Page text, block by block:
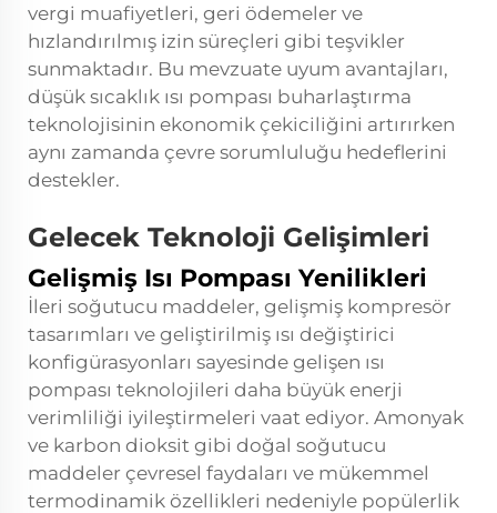
vergi muafiyetleri, geri ödemeler ve
hızlandırılmış izin süreçleri gibi teşvikler
sunmaktadır. Bu mevzuate uyum avantajları,
düşük sıcaklık ısı pompası buharlaştırma
teknolojisinin ekonomik çekiciliğini artırırken
aynı zamanda çevre sorumluluğu hedeflerini
destekler.
Gelecek Teknoloji Gelişimleri
Gelişmiş Isı Pompası Yenilikleri
İleri soğutucu maddeler, gelişmiş kompresör
tasarımları ve geliştirilmiş ısı değiştirici
konfigürasyonları sayesinde gelişen ısı
pompası teknolojileri daha büyük enerji
verimliliği iyileştirmeleri vaat ediyor. Amonyak
ve karbon dioksit gibi doğal soğutucu
maddeler çevresel faydaları ve mükemmel
termodinamik özellikleri nedeniyle popülerlik